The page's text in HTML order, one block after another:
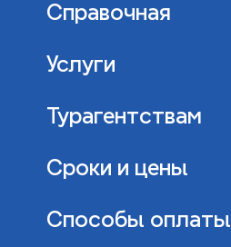
Справочная
Услуги
Турагентствам
Сроки и цены
Способы оплаты